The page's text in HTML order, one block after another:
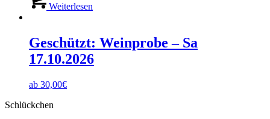
Weiterlesen
Geschützt: Weinprobe – Sa
17.10.2026
ab 30,00€
Schlückchen